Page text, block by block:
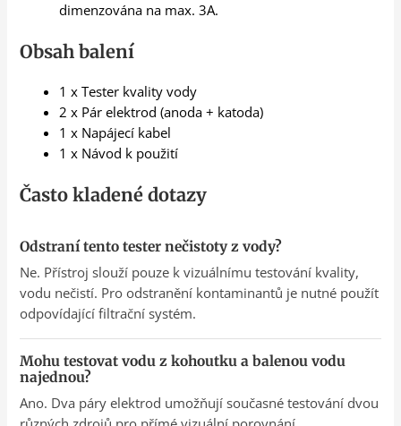
dimenzována na max. 3A.
Obsah balení
1 x Tester kvality vody
2 x Pár elektrod (anoda + katoda)
1 x Napájecí kabel
1 x Návod k použití
Často kladené dotazy
Odstraní tento tester nečistoty z vody?
Ne. Přístroj slouží pouze k vizuálnímu testování kvality,
vodu nečistí. Pro odstranění kontaminantů je nutné použít
odpovídající filtrační systém.
Mohu testovat vodu z kohoutku a balenou vodu
najednou?
Ano. Dva páry elektrod umožňují současné testování dvou